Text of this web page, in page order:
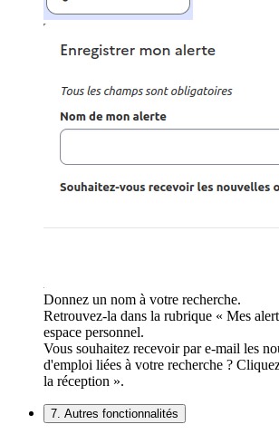
Donnez un nom à votre recherche.
Retrouvez-la dans la rubrique « Mes
espace personnel.
Vous souhaitez recevoir par e-mail les
d'emploi liées à votre recherche ?
la réception ».
7. Autres fonctionnalités